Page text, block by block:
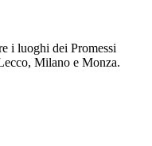
i luoghi dei Promessi
Milano e Monza.